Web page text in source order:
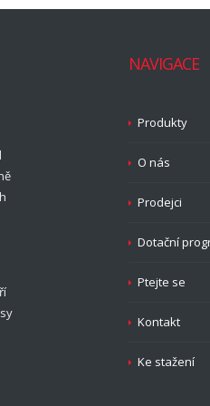
NAVIGACE
Produkty
O nás
Prodejci
Dotační
Ptejte se
Kontakt
Ke stažení